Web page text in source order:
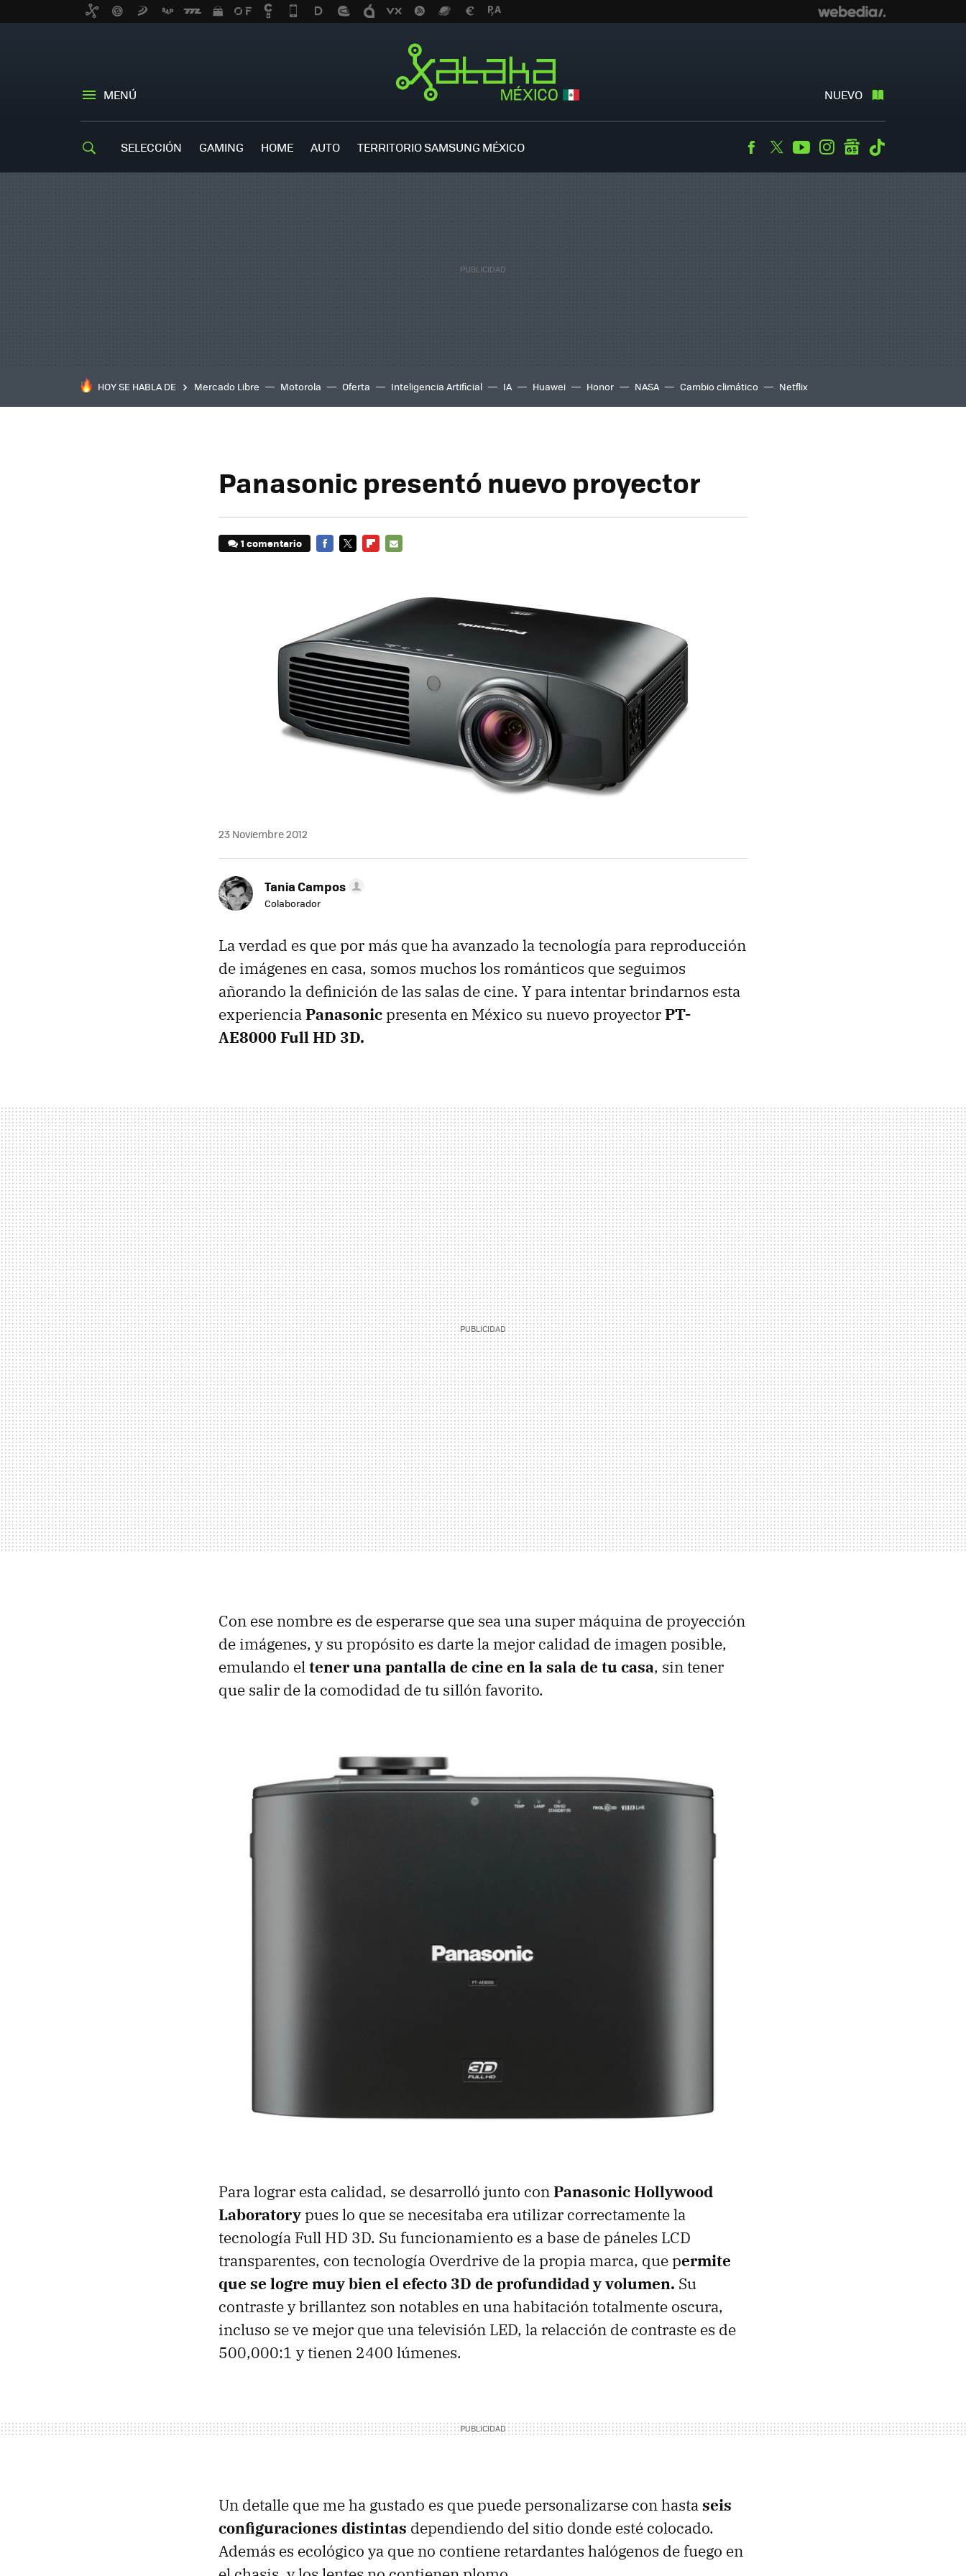
MENÚ NUEVO
SELECCIÓN GAMING HOME AUTO TERRITORIO SAMSUNG MÉXICO Facebook
TwitterYoutubeInstagramgooglenews
HOY SE HABLA DE Mercado Libre Motorola Oferta Inteligencia Artificial IA Huawei Honor NASA Cambio climático Netflix
Panasonic presentó nuevo proyector
1 comentario
23 Noviembre 2012
Tania Campos
Colaborador
La verdad es que por más que ha avanzado la tecnología para reproducción
de imágenes en casa, somos muchos los románticos que seguimos
añorando la definición de las salas de cine. Y para intentar brindarnos esta
experienciaPanasonicpresenta en México su nuevo proyectorPT-
AE8000 Full HD 3D.
Con ese nombre es de esperarse que sea una super máquina de proyección
de imágenes, y su propósito es darte la mejor calidad de imagen posible,
emulando eltener una pantalla de cine en la sala de tu casa, sin tener
que salir de la comodidad de tu sillón favorito.
Para lograr esta calidad, se desarrolló junto conPanasonic Hollywood
Laboratorypues lo que se necesitaba era utilizar correctamente la
tecnología Full HD 3D. Su funcionamiento es a base de páneles LCD
transparentes, con tecnología Overdrive de la propia marca, que permite
que se logre muy bien el efecto 3D de profundidad y volumen. Su
contraste y brillantez son notables en una habitación totalmente oscura,
incluso se ve mejor que una televisión LED, la relacción de contraste es de
500,000:1 y tienen 2400 lúmenes.
Un detalle que me ha gustado es que puede personalizarse con hastaseis
configuraciones distintas dependiendo del sitio donde esté colocado.
Además es ecológico ya que no contiene retardantes halógenos de fuego en